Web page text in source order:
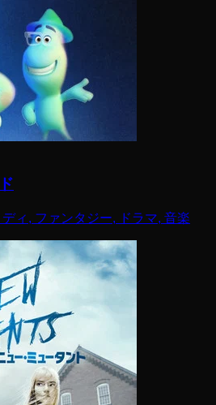
ィ, ファンタジー, ドラマ, 音楽